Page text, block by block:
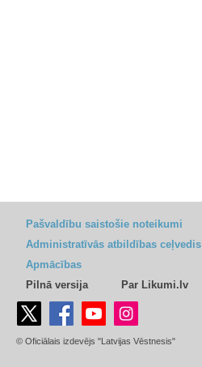
Pašvaldību saistošie noteikumi
Administratīvās atbildības ceļvedis
Apmācības
Pilnā versija
Par Likumi.lv
© Oficiālais izdevējs "Latvijas Vēstnesis"